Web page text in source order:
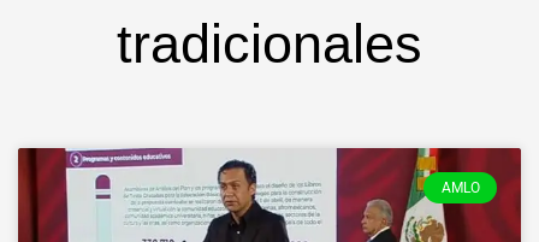
tradicionales
AMLO